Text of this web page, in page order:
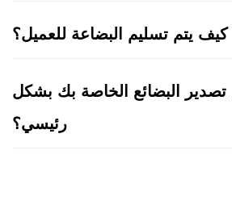
كيف يتم تسليم البضاعة للعميل؟
تصدير البضائع الخاصة بك بشكل
رئيسي؟